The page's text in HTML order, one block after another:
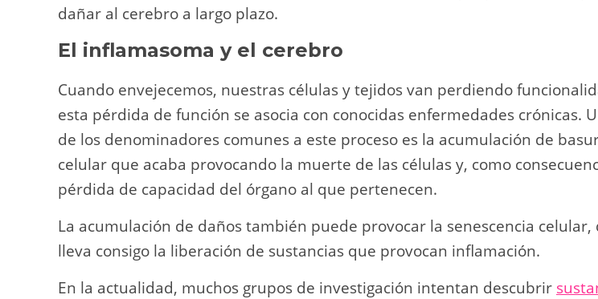
dañar al cerebro a largo plazo.
El inflamasoma y el cerebro
Cuando envejecemos, nuestras células y tejidos van perdiendo
esta pérdida de función se asocia con conocidas enfermedades crónicas.
de los denominadores comunes a este proceso es la acumulación de
celular que acaba provocando la muerte de las células y, como
pérdida de capacidad del órgano al que pertenecen.
La acumulación de daños también puede provocar la senescencia celular,
lleva consigo la liberación de sustancias que provocan inflamación.
En la actualidad, muchos grupos de investigación intentan descubrir